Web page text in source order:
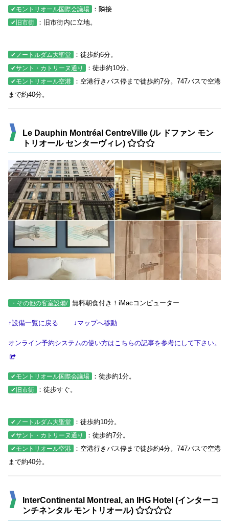
✔モントリオール国際会議場 ：隣接
✔旧市街 ：旧市街内に立地。
✔ノートルダム大聖堂 ：徒歩約6分。
✔サント・カトリーヌ通り ：徒歩約10分。
✔モントリオール空港
：空港行きバス停まで徒歩約7分。747バスで空港
まで約40分。
Le Dauphin Montréal CentreVille (ル ドファン モン
トリオール センターヴィレ)
・その他の客室設備/ 無料朝食付き！iMacコンピューター
↑設備一覧に戻る ↓マップへ移動
オンライン予約システムの使い方はこちらの記事を参考にして下さい。
✔モントリオール国際会議場 ：徒歩約1分。
✔旧市街 ：徒歩すぐ。
✔ノートルダム大聖堂 ：徒歩約10分。
✔サント・カトリーヌ通り ：徒歩約7分。
✔モントリオール空港
：空港行きバス停まで徒歩約4分。747バスで空港
まで約40分。
InterContinental Montreal, an IHG Hotel (インターコ
ンチネンタル モントリオール)